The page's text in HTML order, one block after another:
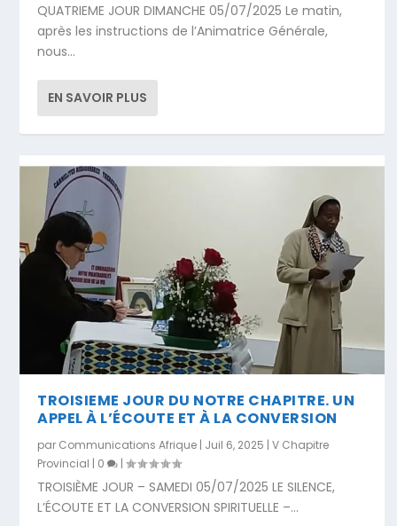
QUATRIEME JOUR DIMANCHE 05/07/2025 Le matin,
après les instructions de l’Animatrice Générale,
nous...
EN SAVOIR PLUS
TROISIEME JOUR DU NOTRE CHAPITRE. UN
APPEL À L’ÉCOUTE ET À LA CONVERSION
par Communications Afrique | Juil 6, 2025 |V Chapitre
Provincial | 0 |
TROISIÈME JOUR – SAMEDI 05/07/2025 LE SILENCE,
L’ÉCOUTE ET LA CONVERSION SPIRITUELLE –...